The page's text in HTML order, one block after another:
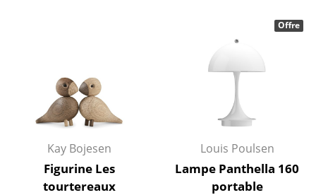
Secrétaires & Tables PC
Tables de conférence et Pupitres
Tables hautes & Pupitres
Tables enfants
Kay Bojesen
Figurine Les
tourtereaux
Louis Poulsen
Lampe Panthella 160
portable
Offre